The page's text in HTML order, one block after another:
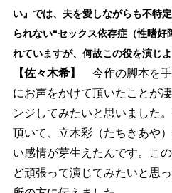
い』では、夫を愛しながらも不特
られない“セックス依存症（性嗜好
れていますが、何故この役を演じ
【佐々木希】
今作の脚本を
にお声をかけて頂いたことが
ンジしてみたいと思いました
頂いて、立木彩（たちきあや
い感情が芽生えたんです。こ
ど頑張って演じてみたいと思